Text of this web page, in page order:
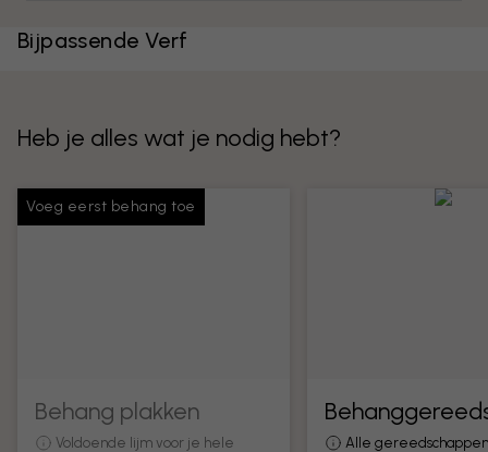
Bijpassende Verf
Heb je alles wat je nodig hebt?
Voeg eerst behang toe
Behang plakken
Voldoende lijm voor je hele Alle